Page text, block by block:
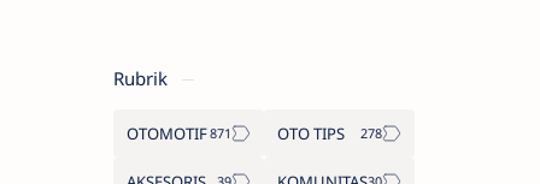
Rubrik
OTOMOTIF OTO TIPS